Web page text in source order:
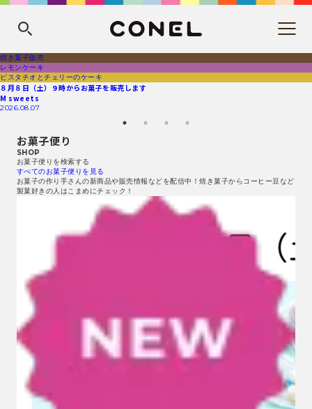
焼き菓子販売
レモンケーキ
ピスタチオとチェリーのケーキ
８月８日（土）９時からお菓子を販売します
M sweets
2026.08.07
お菓子便り
SHOP
お菓子便りを検索する
すべてのお菓子便りを見る
お菓子の作り手さんの新商品や販売情報などを配信中！焼き菓子からコーヒー豆など
製菓好きの人はこまめにチェック！